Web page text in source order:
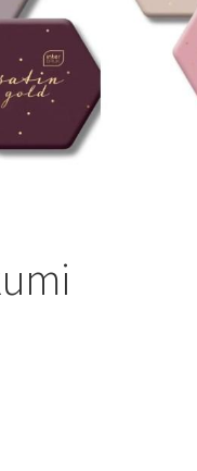
kirjat
paperipuodit verkossa